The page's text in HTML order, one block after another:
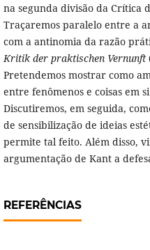
na segunda divisão da Crítica
Traçaremos paralelo entre a
com a antinomia da razão
Kritik der praktischen Vernunft
Pretendemos mostrar como
entre fenômenos e coisas em
Discutiremos, em seguida,
de sensibilização de ideias
permite tal feito. Além disso,
argumentação de Kant a
REFERÊNCIAS